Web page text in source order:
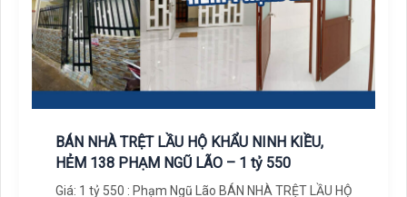
BÁN NHÀ TRỆT LẦU HỘ KHẨU NINH KIỀU,
HẺM 138 PHẠM NGŨ LÃO – 1 tỷ 550
Giá: 1 tỷ 550 : Phạm Ngũ Lão BÁN NHÀ TRỆT LẦU HỘ